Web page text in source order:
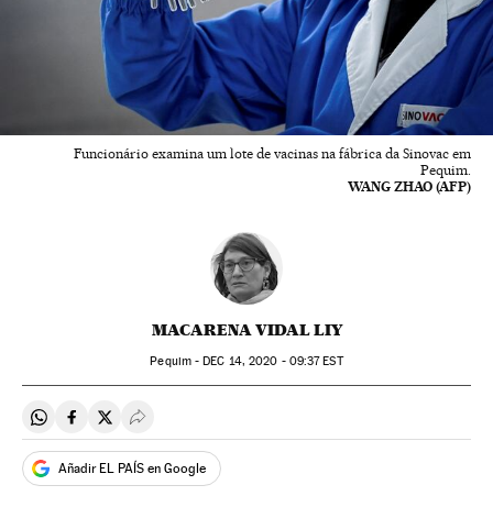
Funcionário examina um lote de vacinas na fábrica da Sinovac em
Pequim.
WANG ZHAO (AFP)
MACARENA VIDAL LIY
Pequim - DEC 14, 2020 - 09:37EST
Compartir en Whatsapp
Compartir en Facebook
Compartir en Twitter
Desplegar Redes Sociales
Añadir EL PAÍS en Google